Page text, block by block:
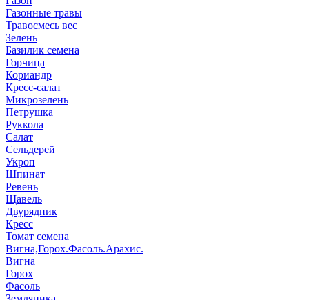
Газонные травы
Травосмесь вес
Зелень
Базилик семена
Горчица
Кориандр
Кресс-салат
Микрозелень
Петрушка
Руккола
Салат
Сельдерей
Укроп
Шпинат
Ревень
Щавель
Двурядник
Кресс
Томат семена
Вигна,Горох.Фасоль.Арахис.
Вигна
Горох
Фасоль